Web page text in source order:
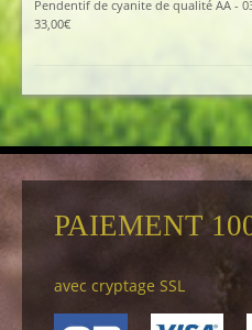
Pendentif de cyanite de qualité AA -
33,00€
PAIEMENT
avec cryptage SSL